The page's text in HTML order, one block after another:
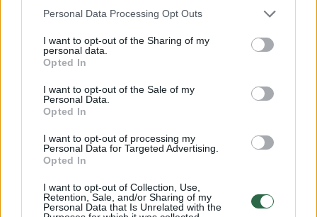
Personal Data Processing Opt Outs
I want to opt-out of the Sharing of my
personal data.
Opted In
I want to opt-out of the Sale of my
Personal Data.
Opted In
I want to opt-out of processing my
Personal Data for Targeted Advertising.
Opted In
I want to opt-out of Collection, Use,
Retention, Sale, and/or Sharing of my
Personal Data that Is Unrelated with the
galime ne tik suplanuoti pačią implantavimo
vietą, bet ir patį protezą. Žmogus atvyksta
operacijai, jam pašalinamas dantis, įsukamas
nuolatinis iš anksto suplanuotas protezas.
Viskas įvyksta vieno vizito metu“, – pasakojo
A.Ligutis.
Ar implanto įsriegimo operaciją bus galima
padaryti vieno vizito metu sprendžia